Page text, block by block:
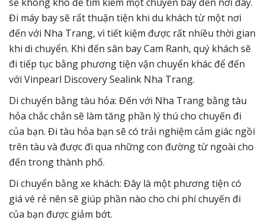
Đi máy bay sẽ rất thuận tiện khi du khách từ một nơi
đến với Nha Trang, vì tiết kiệm được rất nhiều thời gian
khi di chuyển. Khi đến sân bay Cam Ranh, quý khách sẽ
đi tiếp tục bằng phương tiện vận chuyển khác để đến
với Vinpearl Discovery Sealink Nha Trang.
Di chuyển bằng tàu hỏa: Đến với Nha Trang bằng tàu
hỏa chắc chắn sẽ làm tăng phần lý thú cho chuyến đi
của bạn. Đi tàu hỏa bạn sẽ có trải nghiệm cảm giác ngồi
trên tàu và được đi qua những con đường từ ngoài cho
đến trong thành phố.
Di chuyển bằng xe khách: Đây là một phương tiện có
giá vé rẻ nên sẽ giúp phần nào cho chi phí chuyến đi
của bạn được giảm bớt.